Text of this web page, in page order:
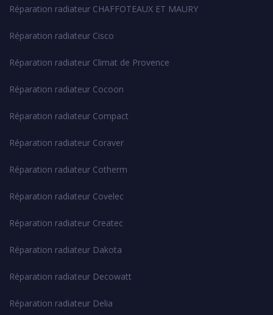
Réparation radiateur CHAFFOTEAUX ET MAURY
Réparation radiateur Cisco
Réparation radiateur Climat de Provence
Réparation radiateur Cocoon
Réparation radiateur Compact
Réparation radiateur Coraver
Réparation radiateur Cotherm
Réparation radiateur Covelec
Réparation radiateur Createc
Réparation radiateur Dakota
Réparation radiateur Decowatt
Réparation radiateur Delia